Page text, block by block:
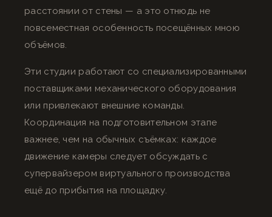
расстоянии от стены — а это отнюдь не
повсеместная особенность посещённых мною
объёмов.
Эти студии работают со специализированными
поставщиками механического оборудования
или привлекают внешние команды.
Координация на подготовительном этапе
важнее, чем на обычных съёмках: каждое
движение камеры следует обсуждать с
супервайзером виртуального производства
ещё до прибытия на площадку.